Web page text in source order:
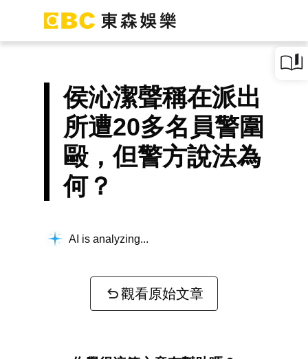
侯沁潔聲稱在派出
所遭20多名員警圍
毆，但警方說法為
何？
AI is analyzing...
觀看原始文章